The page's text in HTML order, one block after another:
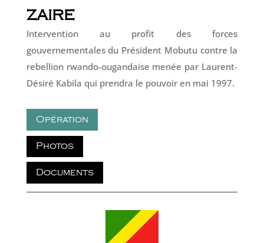
ZAIRE
Intervention au profit des forces
gouvernementales du Président Mobutu contre la
rebellion rwando-ougandaise menée par Laurent-
Désiré Kabila qui prendra le pouvoir en mai 1997.
Opération
Photos
Documents